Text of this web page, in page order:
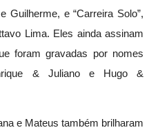
Guilherme, e “Carreira Solo”,
Lima. Eles ainda assinam
foram gravadas por nomes
& Juliano e Hugo &
e Mateus também brilharam